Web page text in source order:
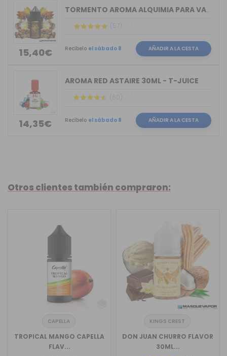
15,40€
TORMENTO AROMA ALQUIMIA PARA VAPERS 30ML
(57)
Recíbelo el sábado 8 AÑADIR A LA CESTA
14,35€
AROMA RED ASTAIRE 30ML - T-JUICE
(60)
Recíbelo el sábado 8 AÑADIR A LA CESTA
Otros clientes también compraron:
CAPELLA
TROPICAL MANGO CAPELLA
FLAV...
KINGS CREST
DON JUAN CHURRO FLAVOR
30ML...